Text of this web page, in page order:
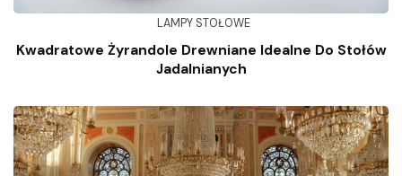
LAMPY STOŁOWE
Kwadratowe Żyrandole Drewniane Idealne Do Stołów
Jadalnianych